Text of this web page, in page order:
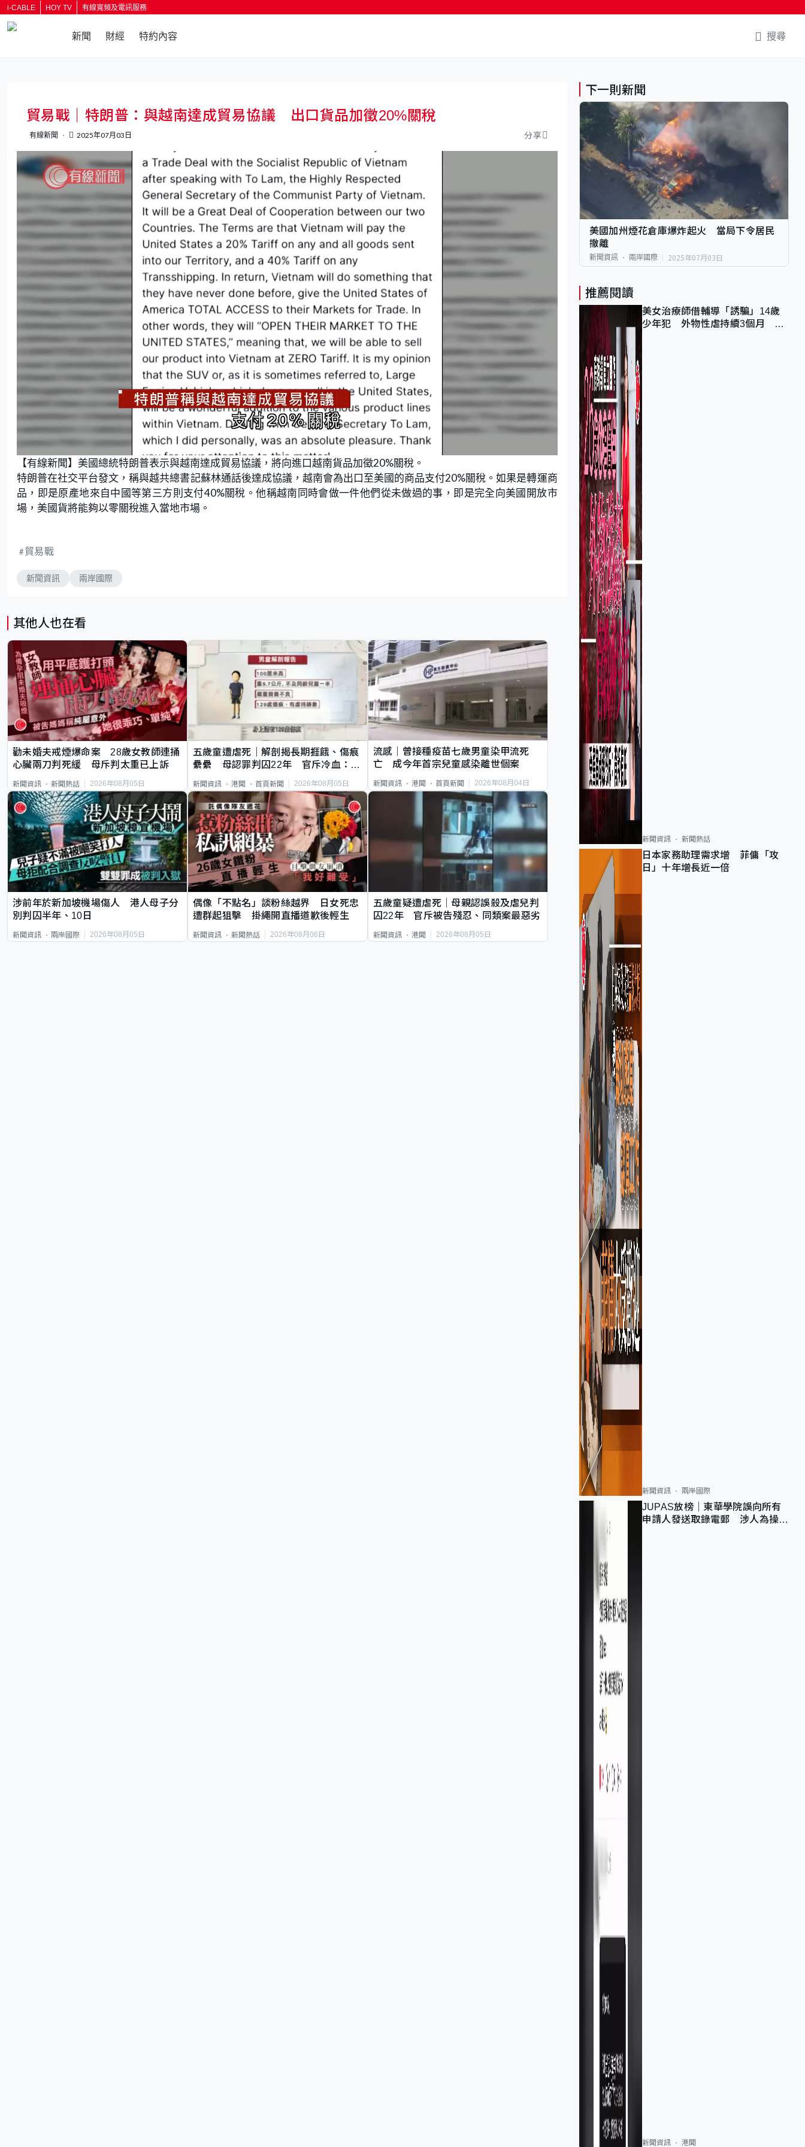
i-CABLE HOY TV 有線寬頻及電訊服務
新聞 財經 特約內容 搜尋
貿易戰｜特朗普：與越南達成貿易協議 出口貨品加徵20%關稅
有線新聞 2025年07月03日 分享
n
m
u
e
o
a
d
d
:
7
5
【有線新聞】美國總統特朗普表示與越南達成貿易協議，將向進口越南貨品加徵20%關稅。
特朗普在社交平台發文，稱與越共總書記蘇林通話後達成協議，越南會為出口至美國的商品支付20%關稅。如果是轉運商
品，即是原產地來自中國等第三方則支付40%關稅。他稱越南同時會做一件他們從未做過的事，即是完全向美國開放市
場，美國貨將能夠以零關稅進入當地市場。
貿易戰
新聞資訊 兩岸國際
其他人也在看
勸未婚夫戒煙爆命案 28歲女教師連捅
心臟兩刀判死緩 母斥判太重已上訴
新聞資訊 新聞熱話 2026年08月05日
五歲童遭虐死｜解剖揭長期捱餓、傷痕
纍纍 母認罪判囚22年 官斥冷血：同
新聞資訊 港聞 首頁新聞 2026年08月05日
流感｜曾接種疫苗七歲男童染甲流死
亡 成今年首宗兒童感染離世個案
新聞資訊 港聞 首頁新聞 2026年08月04日
涉前年於新加坡機場傷人 港人母子分
別判囚半年、10日
新聞資訊 兩岸國際 2026年08月05日
偶像「不點名」談粉絲越界 日女死忠
遭群起狙擊 掛繩開直播道歉後輕生
新聞資訊 新聞熱話 2026年08月06日
五歲童疑遭虐死｜母親認誤殺及虐兒判
囚22年 官斥被告殘忍、同類案最惡劣
新聞資訊 港聞 2026年08月05日
下一則新聞
美國加州煙花倉庫爆炸起火 當局下令居民
撤離
新聞資訊 兩岸國際 2025年07月03日
推薦閱讀
美女治療師借輔導「誘騙」14歲
少年犯 外物性虐持續3個月 受
新聞資訊 新聞熱話
日本家務助理需求增 菲傭「攻
日」十年增長近一倍
新聞資訊 兩岸國際
JUPAS放榜｜東華學院誤向所有
申請人發送取錄電郵 涉人為操作
新聞資訊 港聞